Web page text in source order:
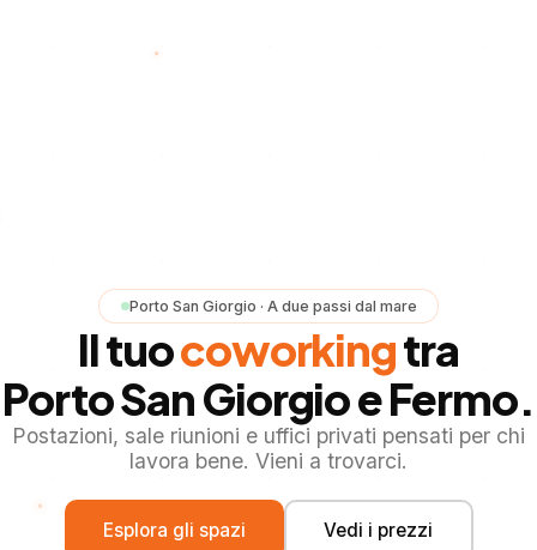
Porto San Giorgio · A due passi dal mare
Iltuocoworkingtra
PortoSanGiorgioeFermo.
Postazioni, sale riunioni e uffici privati pensati per chi
lavora bene. Vieni a trovarci.
Esplora gli spazi Vedi i prezzi